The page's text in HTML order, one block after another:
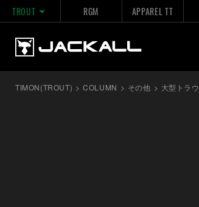
TROUT RGM APPAREL TT
TIMON(TROUT) > COLUMN > その他 > 大型トラ